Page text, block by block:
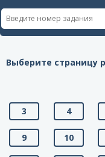
Выберите страницу
3 4
9 10